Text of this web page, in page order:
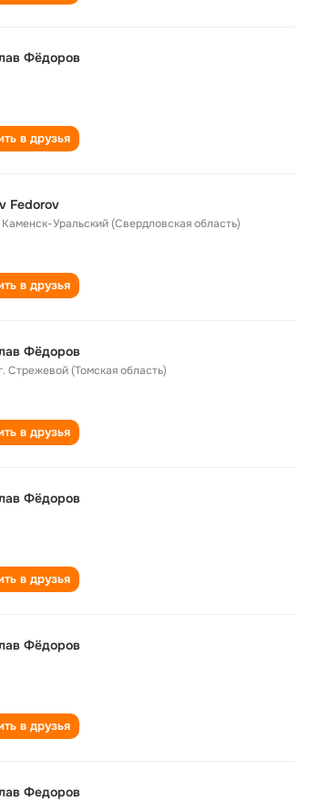
Фёдоров
в друзья
Fedorov
Каменск-Уральский (Свердловская область)
в друзья
Фëдоров
Стрежевой (Томская область)
в друзья
Фёдоров
в друзья
Владислав Фёдоров
в друзья
Федоров